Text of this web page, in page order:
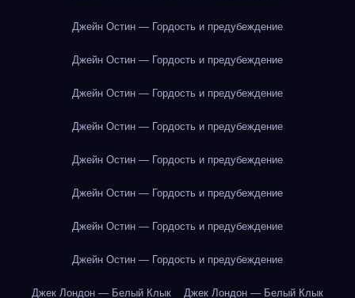
Джейн Остин — Гордость и предубеждение
Джейн Остин — Гордость и предубеждение
Джейн Остин — Гордость и предубеждение
Джейн Остин — Гордость и предубеждение
Джейн Остин — Гордость и предубеждение
Джейн Остин — Гордость и предубеждение
Джейн Остин — Гордость и предубеждение
Джейн Остин — Гордость и предубеждение
Джек Лондон — Белый Клык Джек Лондон — Белый Клык